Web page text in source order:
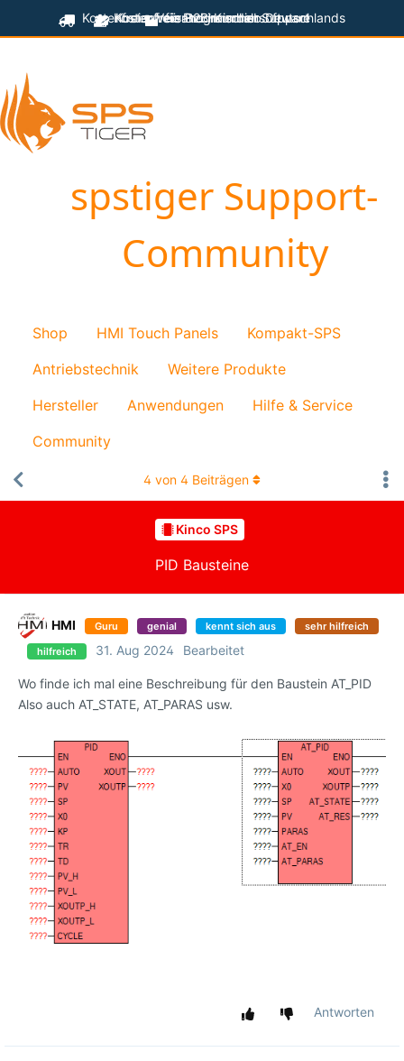
Kostenfreier technischer Support
Kostenfreier Versand innerhalb Deutschlands
Kostenfreie Programmiersoftware
für B2B-Kunden
spstiger Support-
Community
Shop HMI Touch Panels
Kompakt-SPS
Antriebstechnik
Weitere Produkte
Hersteller
Anwendungen
Hilfe & Service
Community
Kinco SPS
PID Bausteine
4 von 4 Beiträgen
HMI Guru genial kennt sich aus sehr hilfreich
hilfreich 31. Aug 2024 Bearbeitet
Wo finde ich mal eine Beschreibung für den Baustein AT_PID
Also auch AT_STATE, AT_PARAS usw.
Antworten